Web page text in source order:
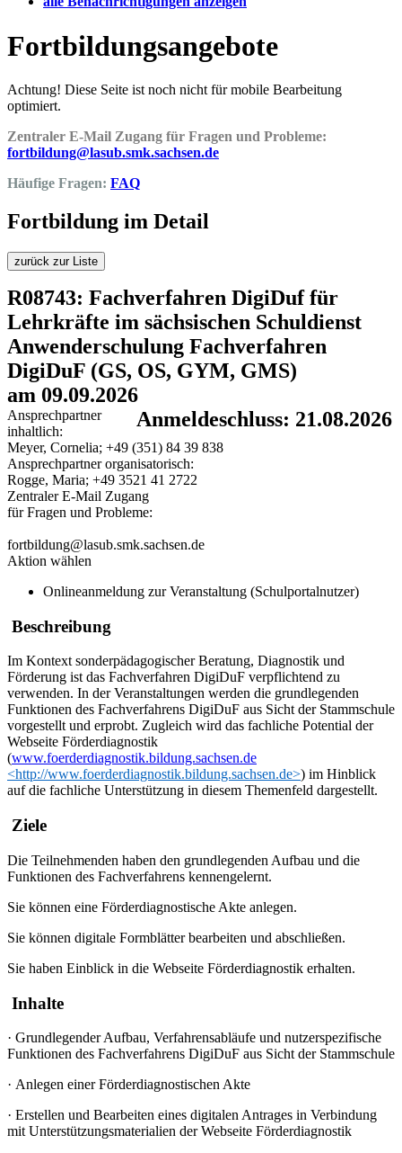
Fortbildungsangebote
Achtung! Diese Seite ist noch nicht für mobile Bearbeitung
optimiert.
Zentraler E-Mail Zugang für Fragen und Probleme:
fortbildung@lasub.smk.sachsen.de
Häufige Fragen: FAQ
Fortbildung im Detail
zurück zur Liste
R08743: Fachverfahren DigiDuf für
Lehrkräfte im sächsischen Schuldienst
Anwenderschulung Fachverfahren
DigiDuF (GS, OS, GYM, GMS)
am 09.09.2026
Anmeldeschluss: 21.08.2026
Ansprechpartner
inhaltlich:
Meyer, Cornelia; +49 (351) 84 39 838
Ansprechpartner organisatorisch:
Rogge, Maria; +49 3521 41 2722
Zentraler E-Mail Zugang
für Fragen und Probleme:
fortbildung@lasub.smk.sachsen.de
Aktion wählen
Onlineanmeldung zur Veranstaltung (Schulportalnutzer)
Beschreibung
Im Kontext sonderpädagogischer Beratung, Diagnostik und
Förderung ist das Fachverfahren DigiDuF verpflichtend zu
verwenden. In der Veranstaltungen werden die grundlegenden
Funktionen des Fachverfahrens DigiDuF aus Sicht der Stammschule
vorgestellt und erprobt. Zugleich wird das fachliche Potential der
Webseite Förderdiagnostik
(www.foerderdiagnostik.bildung.sachsen.de
<http://www.foerderdiagnostik.bildung.sachsen.de>) im Hinblick
auf die fachliche Unterstützung in diesem Themenfeld dargestellt.
Ziele
Die Teilnehmenden haben den grundlegenden Aufbau und die
Funktionen des Fachverfahrens kennengelernt.
Sie können eine Förderdiagnostische Akte anlegen.
Sie können digitale Formblätter bearbeiten und abschließen.
Sie haben Einblick in die Webseite Förderdiagnostik erhalten.
Inhalte
· Grundlegender Aufbau, Verfahrensabläufe und nutzerspezifische
Funktionen des Fachverfahrens DigiDuF aus Sicht der Stammschule
· Anlegen einer Förderdiagnostischen Akte
· Erstellen und Bearbeiten eines digitalen Antrages in Verbindung
mit Unterstützungsmaterialien der Webseite Förderdiagnostik